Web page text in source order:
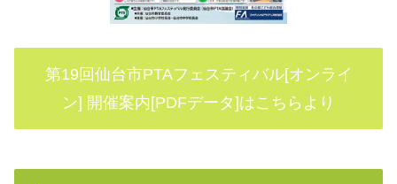
第19回仙台市PTAフェスティバル[オンライ
ン] 開催案内[PDFデータ]はこちらより